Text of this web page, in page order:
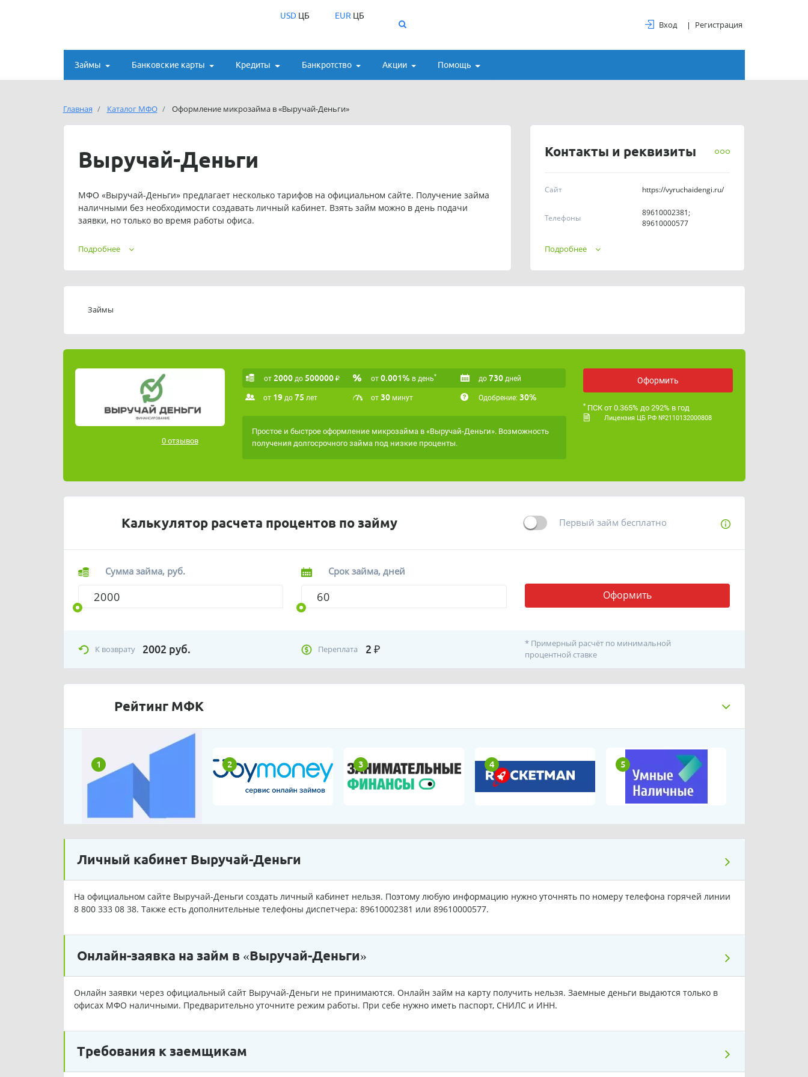
USDЦБ EUR ЦБ
Вход Регистрация
Займы Банковские карты Кредиты Банкротство Акции Помощь
Главная Каталог МФО Оформление микрозайма в «Выручай-Деньги»
Контакты и реквизиты
Сайт https://vyruchaidengi.ru/
Телефоны
89610002381;
89610000577
График работы
Подробнее
Выручай-Деньги
МФО «Выручай-Деньги» предлагает несколько тарифов на официальном сайте. Получение займа
наличными без необходимости создавать личный кабинет. Взять займ можно в день подачи
заявки, но только во время работы офиса.
Информационная поддержка
Телефон: 89610002381; 89610000577
Подробнее
Займы
0 отзывов
от 2000 до 500000 ₽ от 0.001% в день* до 730 дней
от 19 до 75 лет от 30 минут Одобрение: 30%
Простое и быстрое оформление микрозайма в «Выручай-Деньги». Возможность
получения долгосрочного займа под низкие проценты.
Оформить
* ПСК от 0.365% до 292% в год
Лицензия ЦБ РФ №2110132000808
Калькулятор расчета процентов по займу Первый займ бесплатно
Сумма займа, руб. Срок займа, дней
Оформить
К возврату 2002 руб. Переплата 2 ₽
* Примерный расчёт по минимальной
процентной ставке
Рейтинг МФК
1 2 3 4 5
Личный кабинет Выручай-Деньги
На официальном сайте Выручай-Деньги создать личный кабинет нельзя. Поэтому любую информацию нужно уточнять по номеру телефона горячей линии
8 800 333 08 38. Также есть дополнительные телефоны диспетчера: 89610002381 или 89610000577.
Онлайн-заявка на займ в «Выручай-Деньги»
Онлайн заявки через официальный сайт Выручай-Деньги не принимаются. Онлайн займ на карту получить нельзя. Заемные деньги выдаются только в
офисах МФО наличными. Предварительно уточните режим работы. При себе нужно иметь паспорт, СНИЛС и ИНН.
Требования к заемщикам